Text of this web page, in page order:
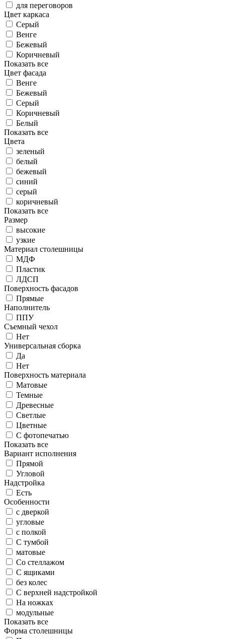
для переговоров
Цвет каркаса
Серый
Венге
Бежевый
Коричневый
Показать все
Цвет фасада
Венге
Бежевый
Серый
Коричневый
Белый
Показать все
Цвета
зеленый
белый
бежевый
синий
серый
коричневый
Показать все
Размер
высокие
узкие
Материал столешницы
МДФ
Пластик
ЛДСП
Поверхность фасадов
Прямые
Наполнитель
ППУ
Съемный чехол
Нет
Универсальная сборка
Да
Нет
Поверхность материала
Матовые
Темные
Древесные
Светлые
Цветные
С фотопечатью
Показать все
Вариант исполнения
Прямой
Угловой
Надстройка
Есть
Особенности
с дверкой
угловые
с полкой
С тумбой
матовые
Со стеллажом
С ящиками
без колес
С верхней надстройкой
На ножках
модульные
Показать все
Форма столешницы